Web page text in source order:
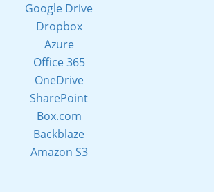
Google Drive
Dropbox
Azure
Office 365
OneDrive
SharePoint
Box.com
Backblaze
Amazon S3